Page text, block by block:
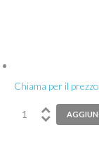
Chiama per il prezzo